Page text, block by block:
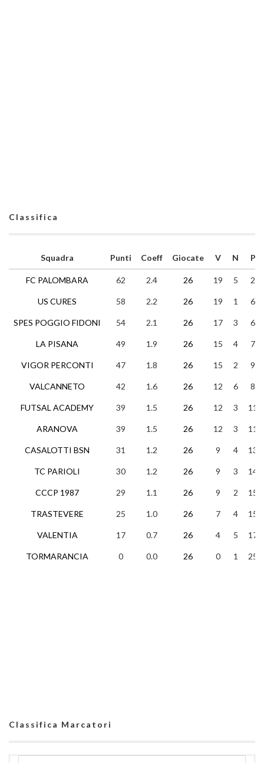
Classifica
Squadra
FC PALOMBARA
US CURES
SPES POGGIO FIDONI
LA PISANA
VIGOR PERCONTI
VALCANNETO
FUTSAL ACADEMY
ARANOVA
CASALOTTI BSN
TC PARIOLI
CCCP 1987
TRASTEVERE
VALENTIA
TORMARANCIA
Punti Coeff Giocate V N P
62 2.4 26 19 5 2
58 2.2 26 19 1 6
54 2.1 26 17 3 6
49 1.9 26 15 4 7
47 1.8 26 15 2 9
42 1.6 26 12 6 8
39 1.5 26 12 3 11
39 1.5 26 12 3 11
31 1.2 26 9 4 13
30 1.2 26 9 3 14
29 1.1 26 9 2 15
25 1.0 26 7 4 15
17 0.7 26 4 5 17
0 0.0 26 0 1 25
Classifica Marcatori